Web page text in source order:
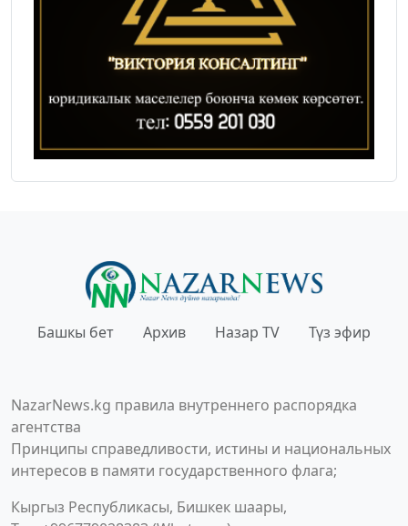
Башкы бет Архив Назар TV Түз эфир
NazarNews.kg правила внутреннего распорядка
агентства
Принципы справедливости, истины и национальных
интересов в памяти государственного флага;
Кыргыз Республикасы, Бишкек шаары,